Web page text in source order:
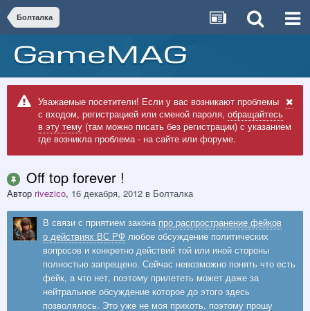
Болталка
Уважаемые посетители! Если у вас возникают проблемы
с входом, регистрацией или сменой пароля, обращайтесь
в эту тему (там можно писать без регистрации) с указанием
где возникла проблема - на сайте или форуме.
Off top forever !
Автор rivezico, 16 декабря, 2012 в Болталка
В связи с приятием закона про распространение фейков
о действиях ВС РФ любое обсуждение политических
вопросов и конкретно действий той или иной стороны
полностью запрещено. Сейчас невозможно понять что есть
фейк, а что нет, поэтому прилететь может даже за
нейтральное обсуждение которое до этого здесь
позволялось. Это уже не моя прихоть, поэтому прошу